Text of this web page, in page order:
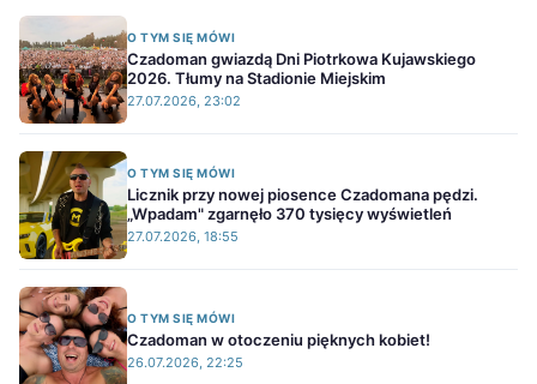
O TYM SIĘ MÓWI
Czadoman gwiazdą Dni Piotrkowa Kujawskiego
2026. Tłumy na Stadionie Miejskim
27.07.2026, 23:02
O TYM SIĘ MÓWI
Licznik przy nowej piosence Czadomana pędzi.
„Wpadam" zgarnęło 370 tysięcy wyświetleń
27.07.2026, 18:55
O TYM SIĘ MÓWI
Czadoman w otoczeniu pięknych kobiet!
26.07.2026, 22:25